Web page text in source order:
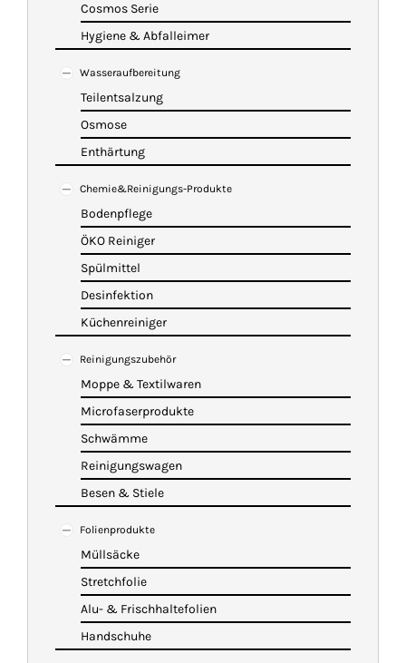
Cosmos Serie
Hygiene & Abfalleimer
Wasseraufbereitung
Teilentsalzung
Osmose
Enthärtung
Chemie&Reinigungs-Produkte
Bodenpflege
ÖKO Reiniger
Spülmittel
Desinfektion
Küchenreiniger
Reinigungszubehör
Moppe & Textilwaren
Microfaserprodukte
Schwämme
Reinigungswagen
Besen & Stiele
Folienprodukte
Müllsäcke
Stretchfolie
Alu- & Frischhaltefolien
Handschuhe